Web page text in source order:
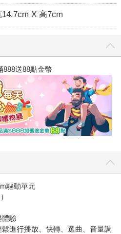
X 高7cm
888送88點金幣
驅動單元
體驗
進行播放、快轉、選曲、音量調